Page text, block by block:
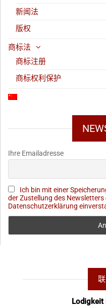
新闻法
版权
商标法
商标注册
商标权利保护
Ihre Emailadresse
Ich bin mit einer
der Zustellung des
Datenschutzerklärung
Lodigkeit